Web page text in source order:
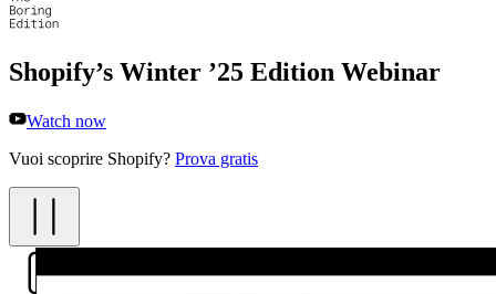
Shopify’s Winter ’25 Edition Webinar
Watch now
Vuoi scoprire Shopify? Prova gratis